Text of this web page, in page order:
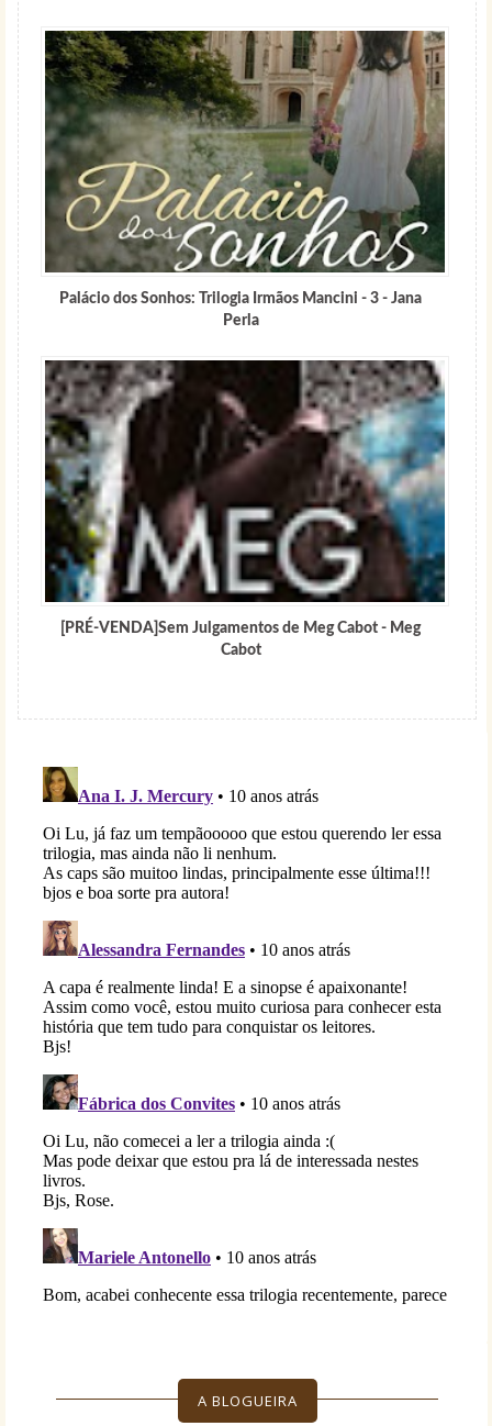
Palácio dos Sonhos: Trilogia Irmãos Mancini - 3 - Jana
Perla
[PRÉ-VENDA]Sem Julgamentos de Meg Cabot - Meg
Cabot
A BLOGUEIRA